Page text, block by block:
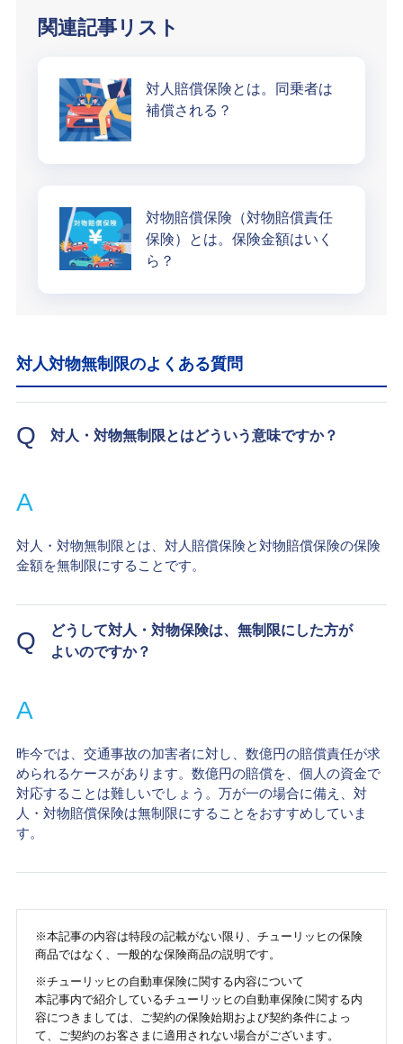
関連記事リスト
対人賠償保険とは。同乗者は
補償される？
対物賠償保険（対物賠償責任
保険）とは。保険金額はいく
ら？
対人対物無制限のよくある質問
Q 対人・対物無制限とはどういう意味ですか？
A
対人・対物無制限とは、対人賠償保険と対物賠償保険の保険
金額を無制限にすることです。
Q
どうして対人・対物保険は、無制限にした方が
よいのですか？
A
昨今では、交通事故の加害者に対し、数億円の賠償責任が求
められるケースがあります。数億円の賠償を、個人の資金で
対応することは難しいでしょう。万が一の場合に備え、対
人・対物賠償保険は無制限にすることをおすすめしていま
す。
※本記事の内容は特段の記載がない限り、チューリッヒの保険
商品ではなく、一般的な保険商品の説明です。
※チューリッヒの自動車保険に関する内容について
本記事内で紹介しているチューリッヒの自動車保険に関する内
容につきましては、ご契約の保険始期および契約条件によっ
て、ご契約のお客さまに適用されない場合がございます。